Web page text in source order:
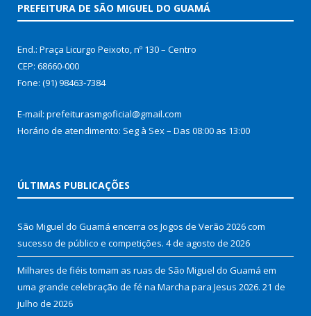
PREFEITURA DE SÃO MIGUEL DO GUAMÁ
End.: Praça Licurgo Peixoto, nº 130 – Centro
CEP: 68660-000
Fone: (91) 98463-7384
E-mail: prefeiturasmgoficial@gmail.com
Horário de atendimento: Seg à Sex – Das 08:00 as 13:00
ÚLTIMAS PUBLICAÇÕES
São Miguel do Guamá encerra os Jogos de Verão 2026 com
sucesso de público e competições. 4 de agosto de 2026
Milhares de fiéis tomam as ruas de São Miguel do Guamá em
uma grande celebração de fé na Marcha para Jesus 2026. 21 de
julho de 2026